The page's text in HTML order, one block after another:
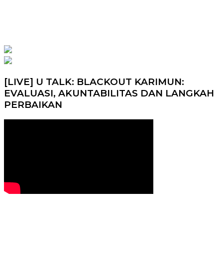
[LIVE] U TALK: BLACKOUT KARIMUN:
EVALUASI, AKUNTABILITAS DAN LANGKAH
PERBAIKAN